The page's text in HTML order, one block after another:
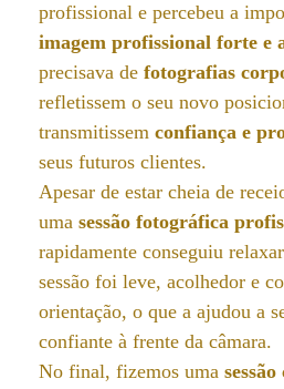
profissional e percebeu a
imagem profissional forte e
precisava de fotografias
refletissem o seu novo
transmitissem confiança e
seus futuros clientes.
Apesar de estar cheia de
uma sessão fotográfica
rapidamente conseguiu
sessão foi leve, acolhedor e
orientação, o que a ajudou a
confiante à frente da câmara.
No final, fizemos uma